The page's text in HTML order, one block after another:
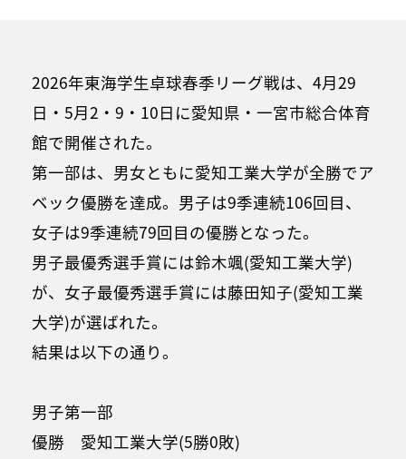
2026年東海学生卓球春季リーグ戦は、4月29
日・5月2・9・10日に愛知県・一宮市総合体育
館で開催された。
第一部は、男女ともに愛知工業大学が全勝でア
ベック優勝を達成。男子は9季連続106回目、
女子は9季連続79回目の優勝となった。
男子最優秀選手賞には鈴木颯(愛知工業大学)
が、女子最優秀選手賞には藤田知子(愛知工業
大学)が選ばれた。
結果は以下の通り。
男子第一部
優勝 愛知工業大学(5勝0敗)